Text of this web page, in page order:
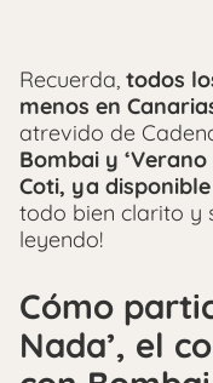
Recuerda, todos
menos en
atrevido de
Bombai y
Coti, ya
todo bien clarito y
leyendo!
Cómo
Nada’, el